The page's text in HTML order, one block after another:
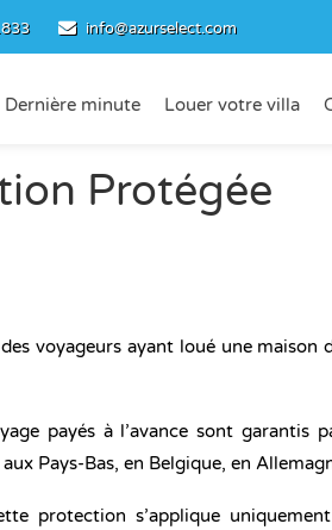
info@azurselect.com
Dernière minute Louer votre villa
Protégée
voyageurs ayant loué une maison
payés à l’avance sont garantis
Pays-Bas, en Belgique, en
protection s’applique